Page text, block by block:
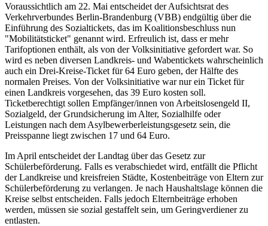
Voraussichtlich am 22. Mai entscheidet der Aufsichtsrat des
Verkehrverbundes Berlin-Brandenburg (VBB) endgültig über die
Einführung des Sozialtickets, das im Koalitionsbeschluss nun
"Mobilitätsticket" genannt wird. Erfreulich ist, dass er mehr
Tarifoptionen enthält, als von der Volksinitiative gefordert war. So
wird es neben diversen Landkreis- und Wabentickets wahrscheinlich
auch ein Drei-Kreise-Ticket für 64 Euro geben, der Hälfte des
normalen Preises. Von der Volksinitiative war nur ein Ticket für
einen Landkreis vorgesehen, das 39 Euro kosten soll.
Ticketberechtigt sollen Empfänger/innen von Arbeitslosengeld II,
Sozialgeld, der Grundsicherung im Alter, Sozialhilfe oder
Leistungen nach dem Asylbewerberleistungsgesetz sein, die
Preisspanne liegt zwischen 17 und 64 Euro.
Im April entscheidet der Landtag über das Gesetz zur
Schülerbeförderung. Falls es verabschiedet wird, entfällt die Pflicht
der Landkreise und kreisfreien Städte, Kostenbeiträge von Eltern zur
Schülerbeförderung zu verlangen. Je nach Haushaltslage können die
Kreise selbst entscheiden. Falls jedoch Elternbeiträge erhoben
werden, müssen sie sozial gestaffelt sein, um Geringverdiener zu
entlasten.